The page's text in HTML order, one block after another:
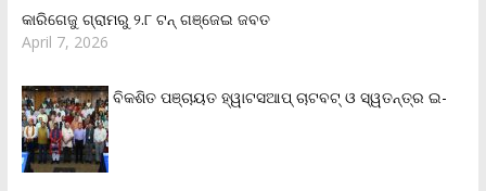
କାରିଗେଜୁ ଗ୍ରାମରୁ ୨.୮ ଟନ୍ ଗଞ୍ଜେଇ ଜବତ
April 7, 2026
ବିକଶିତ ପଞ୍ଚାୟତ ହ୍ୱାଟସଆପ୍ ଚାଟବଟ୍ ଓ ସ୍ୱତନ୍ତ୍ର ଇ-